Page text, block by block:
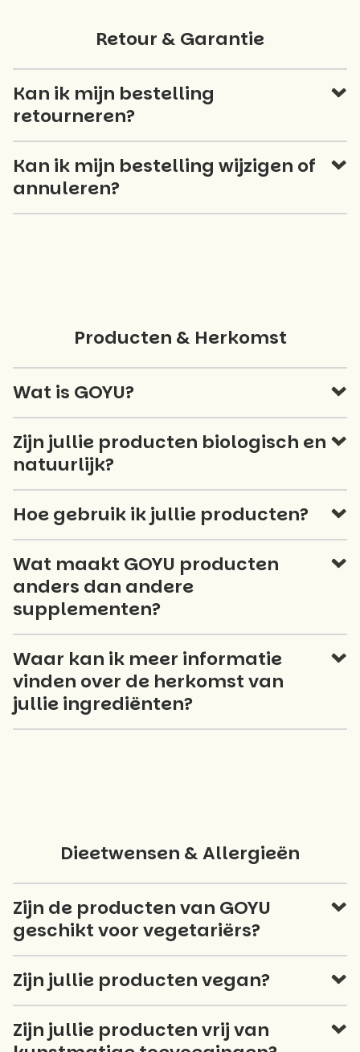
Retour & Garantie
Kan ik mijn bestelling
retourneren?
Kan ik mijn bestelling wijzigen of
annuleren?
Producten & Herkomst
Wat is GOYU?
Zijn jullie producten biologisch en
natuurlijk?
Hoe gebruik ik jullie producten?
Wat maakt GOYU producten
anders dan andere
supplementen?
Waar kan ik meer informatie
vinden over de herkomst van
jullie ingrediënten?
Dieetwensen & Allergieën
Zijn de producten van GOYU
geschikt voor vegetariërs?
Zijn jullie producten vegan?
Zijn jullie producten vrij van